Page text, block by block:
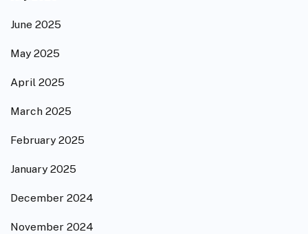
June 2025
May 2025
April 2025
March 2025
February 2025
January 2025
December 2024
November 2024